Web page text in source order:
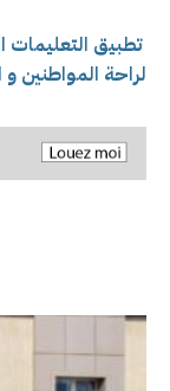
تطبيق التعليمات
لراحة المواطنين